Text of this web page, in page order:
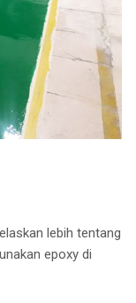
lebih tentang
epoxy di